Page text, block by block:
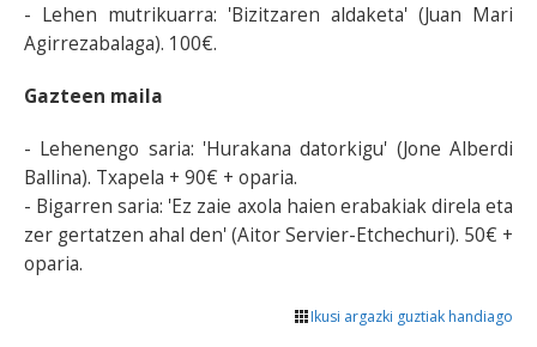
- Lehen mutrikuarra: 'Bizitzaren aldaketa' (Juan Mari
Agirrezabalaga). 100€.
Gazteen maila
- Lehenengo saria: 'Hurakana datorkigu' (Jone Alberdi
Ballina). Txapela + 90€ + oparia.
- Bigarren saria: 'Ez zaie axola haien erabakiak direla eta
zer gertatzen ahal den' (Aitor Servier-Etchechuri). 50€ +
oparia.
Ikusi argazki guztiak handiago